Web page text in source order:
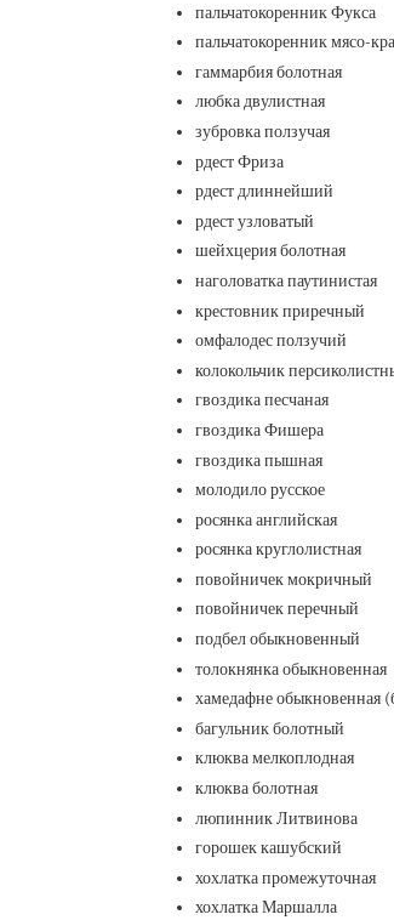
пальчатокоренник Фукса
пальчатокоренник мясо-
гаммарбия болотная
любка двулистная
зубровка ползучая
рдест Фриза
рдест длиннейший
рдест узловатый
шейхцерия болотная
наголоватка паутинистая
крестовник приречный
омфалодес ползучий
колокольчик
гвоздика песчаная
гвоздика Фишера
гвоздика пышная
молодило русское
росянка английская
росянка круглолистная
повойничек мокричный
повойничек перечный
подбел обыкновенный
толокнянка обыкновенная
хамедафне обыкновенная
багульник болотный
клюква мелкоплодная
клюква болотная
люпинник Литвинова
горошек кашубский
хохлатка промежуточная
хохлатка Маршалла